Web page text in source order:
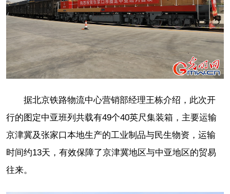
据北京铁路物流中心营销部经理王栋介绍，此次开
行的图定中亚班列共载有49个40英尺集装箱，主要运输
京津冀及张家口本地生产的工业制品与民生物资，运输
时间约13天，有效保障了京津冀地区与中亚地区的贸易
往来。